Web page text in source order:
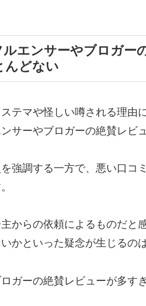
エンサーやブロガー
んどない
テマや怪しい噂される理由
サーやブロガーの絶賛レビ
強調する一方で、悪い口コ
からの依頼によるものだと
かといった疑念が生じるの
ガーの絶賛レビューが多す